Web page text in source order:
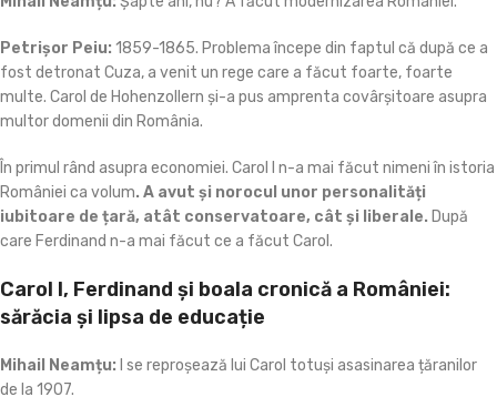
Petrișor Peiu: 1859-1865. Problema începe din faptul că după ce a
fost detronat Cuza, a venit un rege care a făcut foarte, foarte
multe. Carol de Hohenzollern și-a pus amprenta covârșitoare asupra
multor domenii din România.
În primul rând asupra economiei. Carol I n-a mai făcut nimeni în istoria
României ca volum. A avut și norocul unor personalități
iubitoare de țară, atât conservatoare, cât și liberale. După
care Ferdinand n-a mai făcut ce a făcut Carol.
Carol I, Ferdinand și boala cronică a României:
sărăcia și lipsa de educație
Mihail Neamțu: I se reproșează lui Carol totuși asasinarea țăranilor
de la 1907.